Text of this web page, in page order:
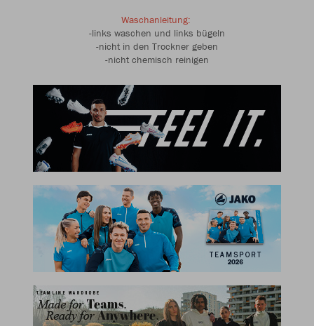
Waschanleitung:
-links waschen und links bügeln
-nicht in den Trockner geben
-nicht chemisch reinigen